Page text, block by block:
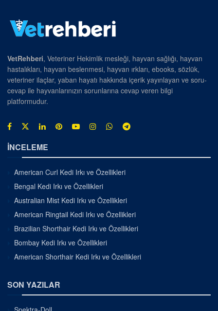
VetRehberi, Veteriner Hekimlik mesleği, hayvan sağlığı, hayvan
hastalıkları, hayvan beslenmesi, hayvan ırkları, ebooks, sözlük,
veteriner ilaçlar, yaban hayatı hakkında içerik yayınlayan ve soru-
cevap ile hayvanlarınızın sorunlarına cevap veren bilgi
platformudur.
İNCELEME
American Curl Kedi Irkı ve Özellikleri
Bengal Kedi Irkı ve Özellikleri
Australian Mist Kedi Irkı ve Özellikleri
American Ringtail Kedi Irkı ve Özellikleri
Brazilian Shorthair Kedi Irkı ve Özellikleri
Bombay Kedi Irkı ve Özellikleri
American Shorthair Kedi Irkı ve Özellikleri
SON YAZILAR